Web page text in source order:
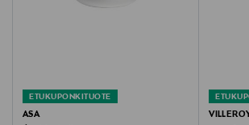
17 x 8,5 cm
Valmistaja
ETUKUPONKITUOTE
ASA